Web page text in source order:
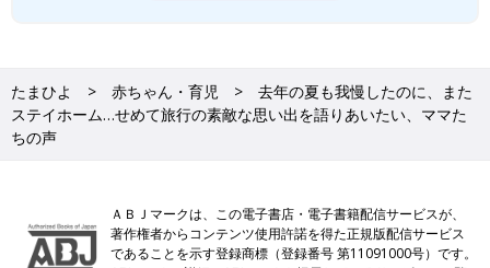
たまひよ 赤ちゃん・育児
去年の夏も我慢したのに、また
ステイホーム…せめて旅行の素敵な思い出を語りあいたい、ママた
ちの声
ＡＢＪマークは、この電子書店・電子書籍配信サービスが、
著作権者からコンテンツ使用許諾を得た正規版配信サービス
であることを示す登録商標（登録番号 第11091000号）です。